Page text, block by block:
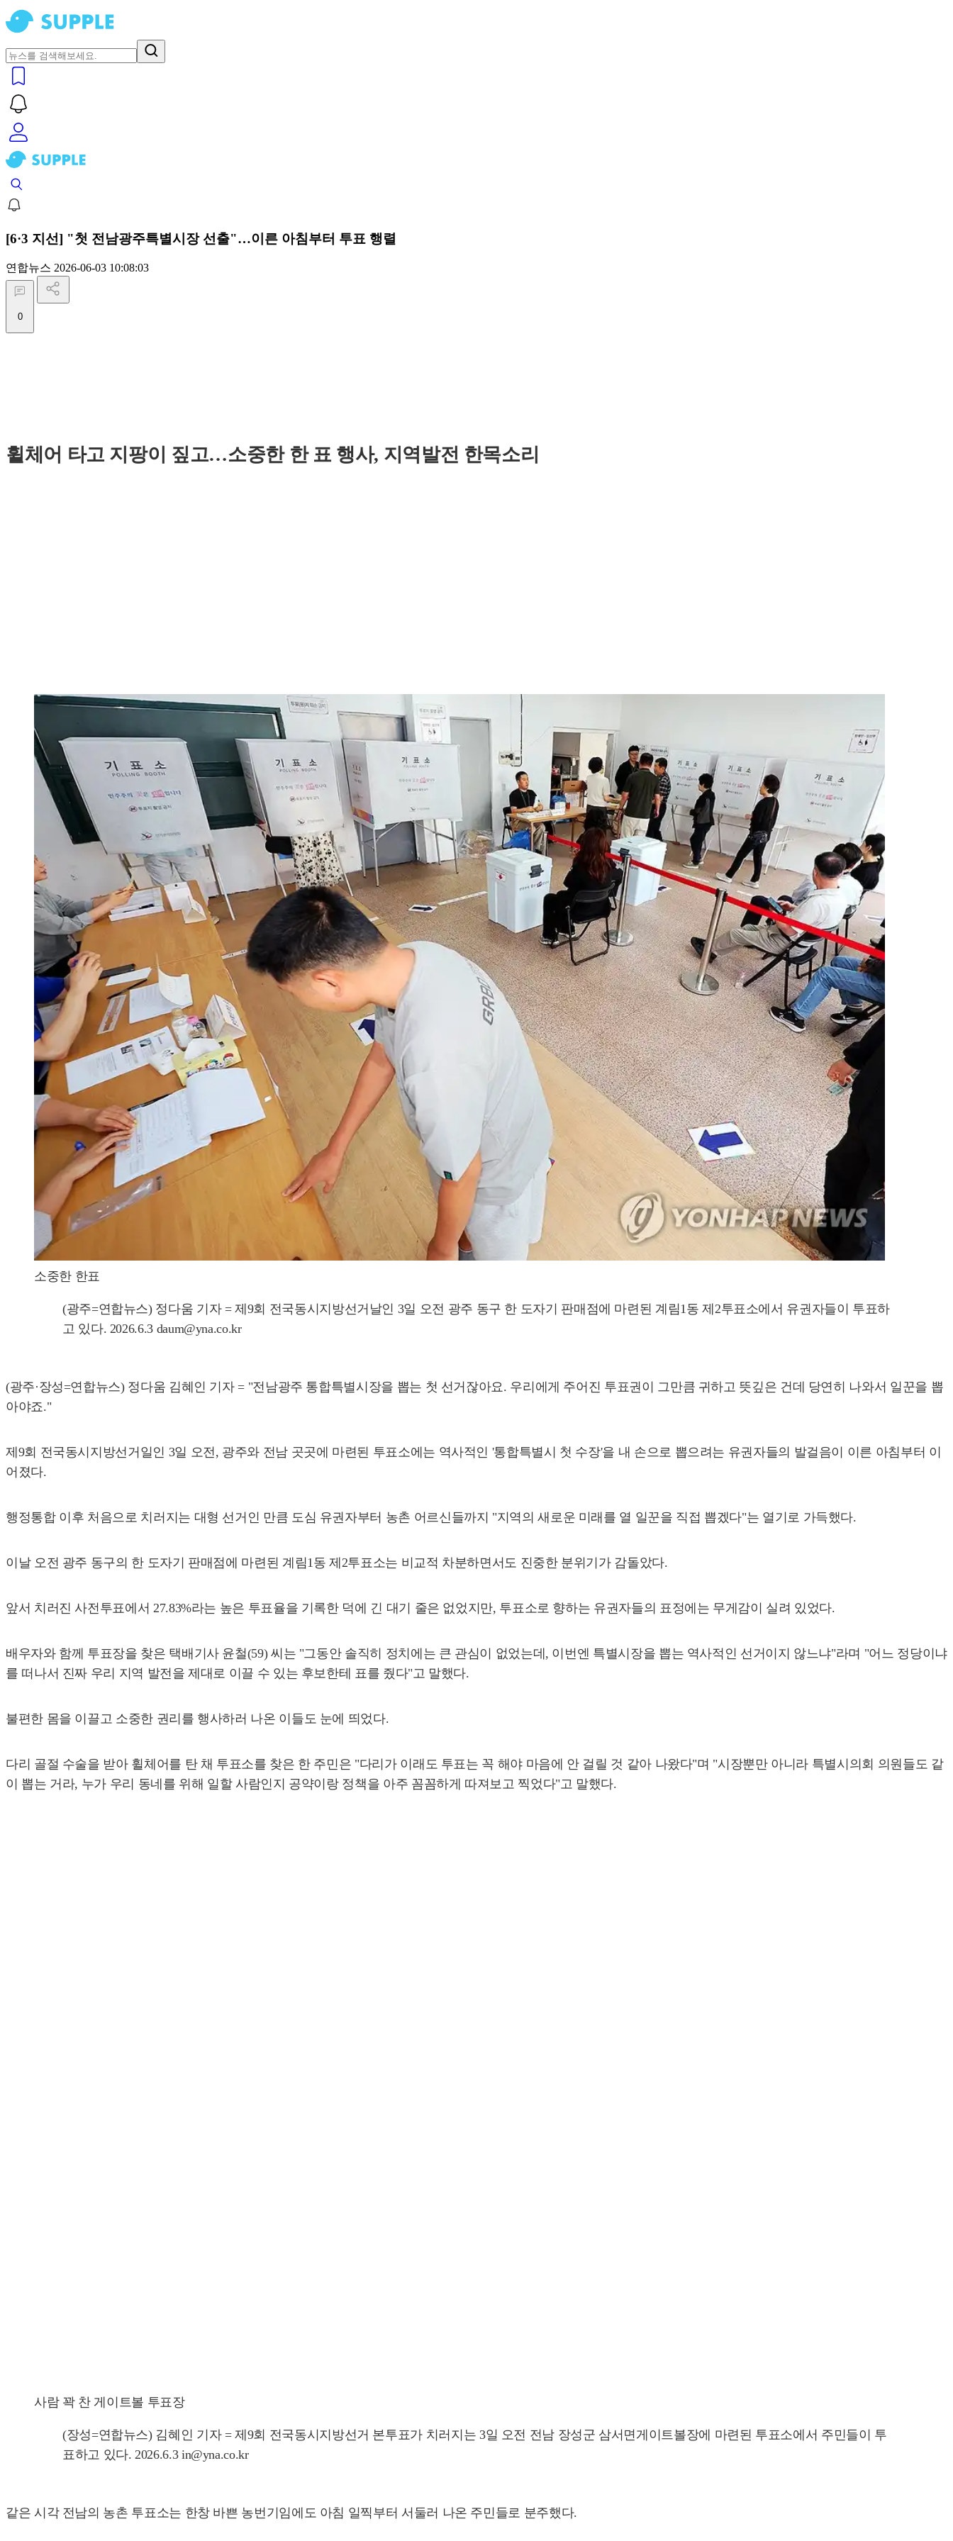
[6·3 지선] "첫 전남광주특별시장 선출"…이른 아침부터 투표 행렬
연합뉴스 2026-06-03 10:08:03
0
휠체어 타고 지팡이 짚고…소중한 한 표 행사, 지역발전 한목소리
소중한 한표
(광주=연합뉴스) 정다움 기자 = 제9회 전국동시지방선거날인 3일 오전 광주 동구 한 도자기 판매점에 마련된 계림1동 제2투표소에서 유권자들이 투표하
고 있다. 2026.6.3 daum@yna.co.kr
(광주·장성=연합뉴스) 정다움 김혜인 기자 = "전남광주 통합특별시장을 뽑는 첫 선거잖아요. 우리에게 주어진 투표권이 그만큼 귀하고 뜻깊은 건데 당연히 나와서 일꾼을 뽑
아야죠."
제9회 전국동시지방선거일인 3일 오전, 광주와 전남 곳곳에 마련된 투표소에는 역사적인 '통합특별시 첫 수장'을 내 손으로 뽑으려는 유권자들의 발걸음이 이른 아침부터 이
어졌다.
행정통합 이후 처음으로 치러지는 대형 선거인 만큼 도심 유권자부터 농촌 어르신들까지 "지역의 새로운 미래를 열 일꾼을 직접 뽑겠다"는 열기로 가득했다.
이날 오전 광주 동구의 한 도자기 판매점에 마련된 계림1동 제2투표소는 비교적 차분하면서도 진중한 분위기가 감돌았다.
앞서 치러진 사전투표에서 27.83%라는 높은 투표율을 기록한 덕에 긴 대기 줄은 없었지만, 투표소로 향하는 유권자들의 표정에는 무게감이 실려 있었다.
배우자와 함께 투표장을 찾은 택배기사 윤철(59) 씨는 "그동안 솔직히 정치에는 큰 관심이 없었는데, 이번엔 특별시장을 뽑는 역사적인 선거이지 않느냐"라며 "어느 정당이냐
를 떠나서 진짜 우리 지역 발전을 제대로 이끌 수 있는 후보한테 표를 줬다"고 말했다.
불편한 몸을 이끌고 소중한 권리를 행사하러 나온 이들도 눈에 띄었다.
다리 골절 수술을 받아 휠체어를 탄 채 투표소를 찾은 한 주민은 "다리가 이래도 투표는 꼭 해야 마음에 안 걸릴 것 같아 나왔다"며 "시장뿐만 아니라 특별시의회 의원들도 같
이 뽑는 거라, 누가 우리 동네를 위해 일할 사람인지 공약이랑 정책을 아주 꼼꼼하게 따져보고 찍었다"고 말했다.
사람 꽉 찬 게이트볼 투표장
(장성=연합뉴스) 김혜인 기자 = 제9회 전국동시지방선거 본투표가 치러지는 3일 오전 전남 장성군 삼서면게이트볼장에 마련된 투표소에서 주민들이 투
표하고 있다. 2026.6.3 in@yna.co.kr
같은 시각 전남의 농촌 투표소는 한창 바쁜 농번기임에도 아침 일찍부터 서둘러 나온 주민들로 분주했다.